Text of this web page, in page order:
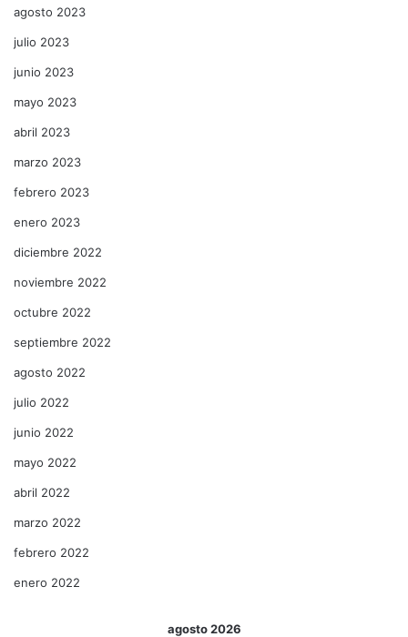
agosto 2023
julio 2023
junio 2023
mayo 2023
abril 2023
marzo 2023
febrero 2023
enero 2023
diciembre 2022
noviembre 2022
octubre 2022
septiembre 2022
agosto 2022
julio 2022
junio 2022
mayo 2022
abril 2022
marzo 2022
febrero 2022
enero 2022
agosto 2026